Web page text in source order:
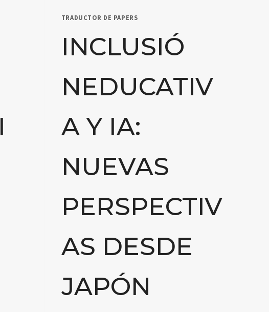
TRADUCTOR DE PAPERS
INCLUSIÓ
NEDUCATIV
A Y IA:
NUEVAS
PERSPECTIV
AS DESDE
JAPÓN